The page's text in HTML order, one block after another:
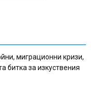
миграционни кризи,
битка за изкуствения